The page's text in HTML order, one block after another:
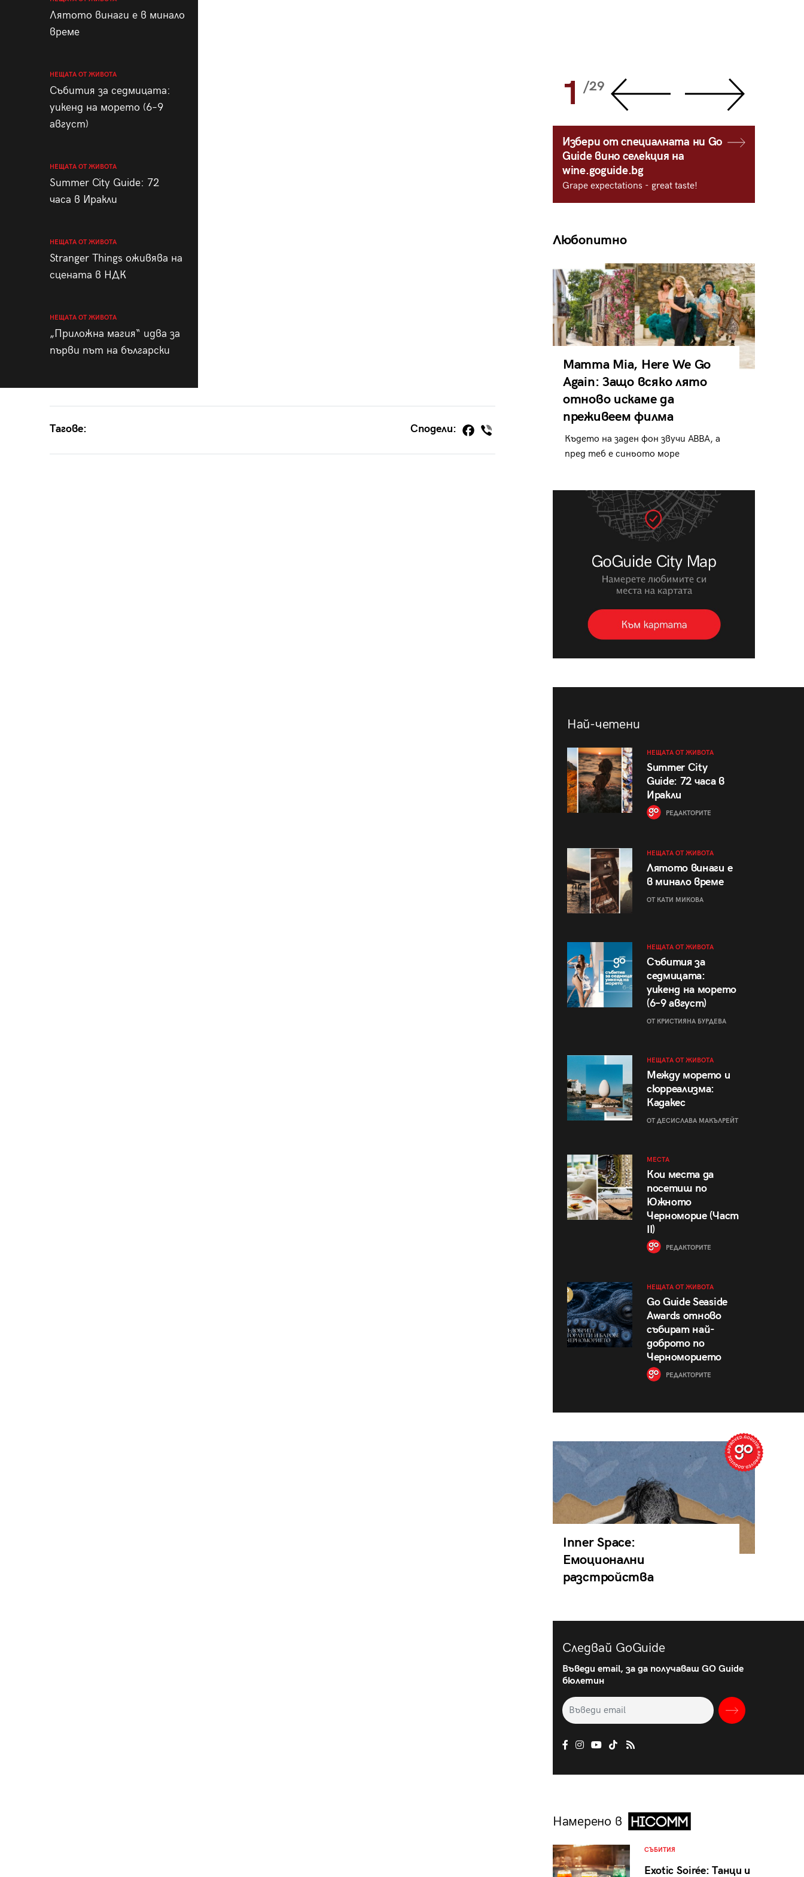
Лятото винаги е в минало
време
НЕЩАТА ОТ ЖИВОТА
Събития за седмицата:
уикенд на морето (6–9
август)
НЕЩАТА ОТ ЖИВОТА
Summer City Guide: 72
часа в Иракли
НЕЩАТА ОТ ЖИВОТА
Stranger Things оживява на
сцената в НДК
НЕЩАТА ОТ ЖИВОТА
„Приложна магия“ идва за
първи път на български
Тагове: Сподели:
28 1 /29
Избери от специалната ни Go
Guide вино селекция на
wine.goguide.bg
Grape expectations - great taste!
Любопитно
Mamma Mia, Here We Go
Again: Защо всяко лято
отново искаме да
преживеем филма
Където на заден фон звучи ABBA, а
пред теб е синьото море
Най-четени
НЕЩАТА ОТ ЖИВОТА
Summer City
Guide: 72 часа в
Иракли
РЕДАКТОРИТЕ
НЕЩАТА ОТ ЖИВОТА
Лятото винаги е
в минало време
ОТ КАТИ МИКОВА
НЕЩАТА ОТ ЖИВОТА
Събития за
седмицата:
уикенд на морето
(6–9 август)
ОТ КРИСТИЯНА БУРДЕВА
НЕЩАТА ОТ ЖИВОТА
Между морето и
сюрреализма:
Кадакес
ОТ ДЕСИСЛАВА МАКЪЛРЕЙТ
МЕСТА
Кои места да
посетиш по
Южното
Черноморие (Част
II)
РЕДАКТОРИТЕ
НЕЩАТА ОТ ЖИВОТА
Go Guide Seaside
Awards отново
събират най-
доброто по
Черноморието
РЕДАКТОРИТЕ
Inner Space:
Емоционални
разстройства
Следвай GoGuide
Въведи email, за да получаваш GO Guide
бюлетин
Намерено в
СЪБИТИЯ
Exotic Soirée: Танци и